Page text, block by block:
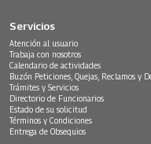
Servicios
Atención al usuario
Trabaja con nosotros
Calendario de actividades
Buzón Peticiones, Quejas, Reclamos y
Trámites y Servicios
Directorio de Funcionarios
Estado de su solicitud
Términos y Condiciones
Entrega de Obsequios